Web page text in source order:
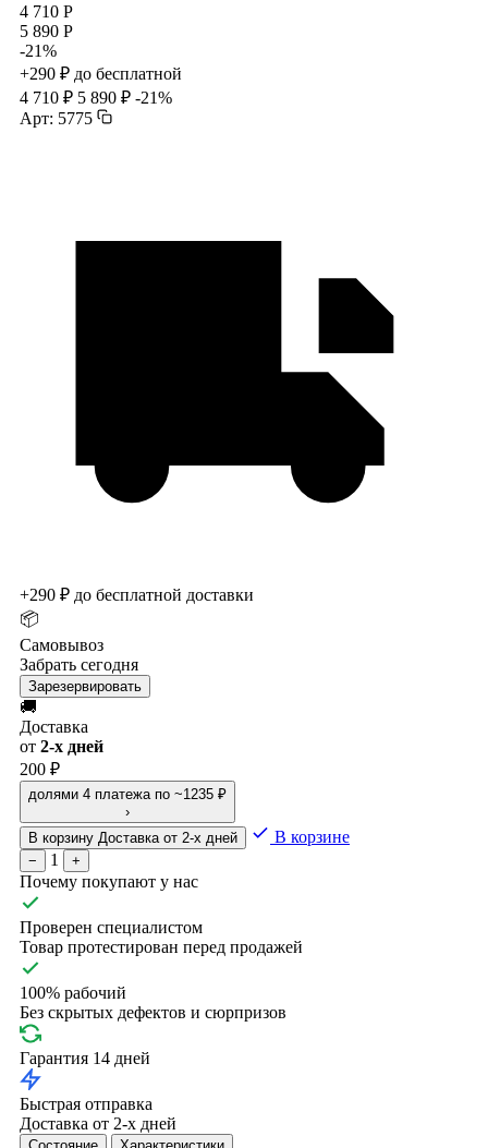
4 710 Р
5 890 Р
-21%
+290 ₽ до бесплатной
4 710 ₽ 5 890 ₽ -21%
Арт: 5775
+290 ₽ до бесплатной доставки
📦
Самовывоз
Забрать сегодня
Зарезервировать
🚚
Доставка
от 2-х дней
200 ₽
долями 4 платежа по ~1235 ₽
›
В корзину Доставка от 2-х дней В корзине
− 1 +
Почему покупают у нас
Проверен специалистом
Товар протестирован перед продажей
100% рабочий
Без скрытых дефектов и сюрпризов
Гарантия 14 дней
Быстрая отправка
Доставка от 2-х дней